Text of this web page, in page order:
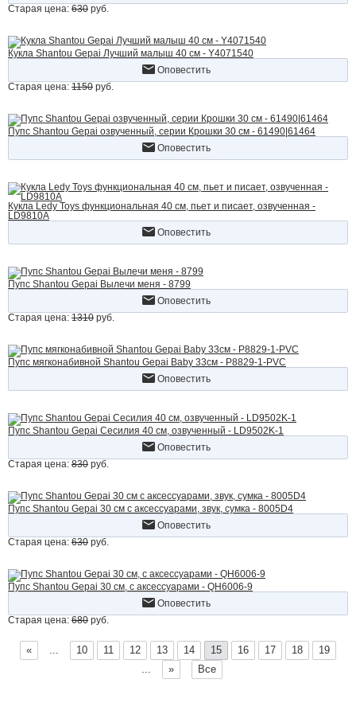
Старая цена: 630 руб.
Кукла Shantou Gepai Лучший малыш 40 см - Y4071540
Оповестить
Старая цена: 1150 руб.
Пупс Shantou Gepai озвученный, серии Крошки 30 см - 61490|61464
Оповестить
Кукла Ledy Toys функциональная 40 см, пьет и писает, озвученная -
LD9810A
Оповестить
Пупс Shantou Gepai Вылечи меня - 8799
Оповестить
Старая цена: 1310 руб.
Пупс мягконабивной Shantou Gepai Baby 33см - P8829-1-PVC
Оповестить
Пупс Shantou Gepai Сесилия 40 см, озвученный - LD9502K-1
Оповестить
Старая цена: 830 руб.
Пупс Shantou Gepai 30 см с аксессуарами, звук, сумка - 8005D4
Оповестить
Старая цена: 630 руб.
Пупс Shantou Gepai 30 см, с аксессуарами - QH6006-9
Оповестить
Старая цена: 680 руб.
« ... 10 11 12 13 14 15 16 17 18
19
...
» Все